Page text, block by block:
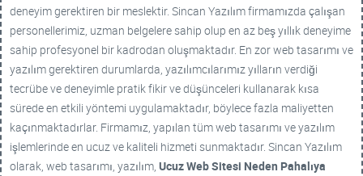
deneyim gerektiren bir meslektir. Sincan Yazılım firmamızda çalışan
personellerimiz, uzman belgelere sahip olup en az beş yıllık deneyime
sahip profesyonel bir kadrodan oluşmaktadır. En zor web tasarımı ve
yazılım gerektiren durumlarda, yazılımcılarımız yılların verdiği
tecrübe ve deneyimle pratik fikir ve düşünceleri kullanarak kısa
sürede en etkili yöntemi uygulamaktadır, böylece fazla maliyetten
kaçınmaktadırlar. Firmamız, yapılan tüm web tasarımı ve yazılım
işlemlerinde en ucuz ve kaliteli hizmeti sunmaktadır. Sincan Yazılım
olarak, web tasarımı, yazılım, Ucuz Web Sitesi Neden Pahalıya